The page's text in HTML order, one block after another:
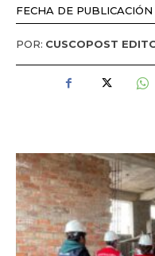
FECHA DE PUBLICACIÓN
POR: CUSCOPOST